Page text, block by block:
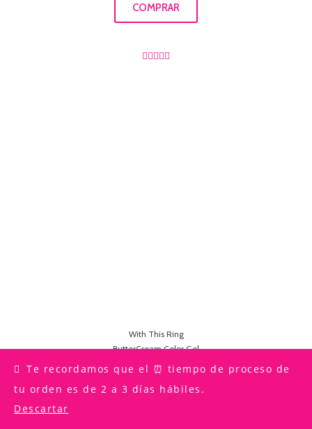
Te recordamos que el ⏰ tiempo de proceso de
tu orden es de 2 a 3 días hábiles.
Descartar
COMPRAR

With This Ring
ButterCream Color Gel
COMPRAR